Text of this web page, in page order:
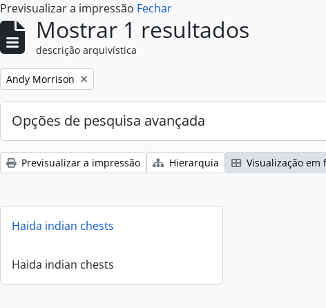
Previsualizar a impressão Fechar
Mostrar 1 resultados
descrição arquivística
Remove filter:
Andy Morrison
Opções de pesquisa avançada
Previsualizar a impressão Hierarquia Visualização em
Haida indian chests
Haida indian chests